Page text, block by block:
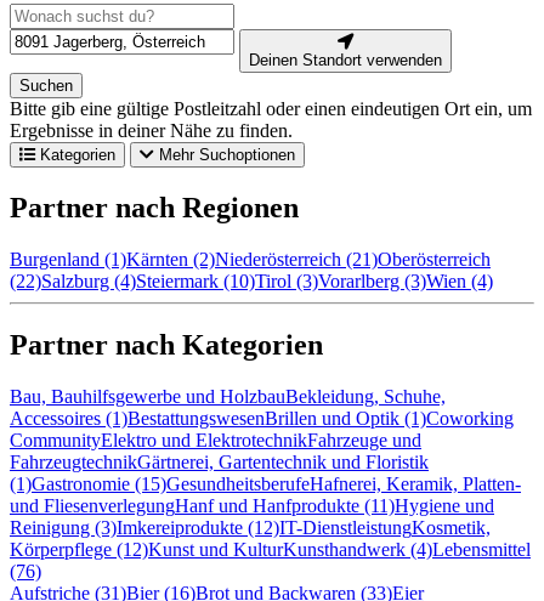
Deinen Standort verwenden
Suchen
Bitte gib eine gültige Postleitzahl oder einen eindeutigen Ort ein, um
Ergebnisse in deiner Nähe zu finden.
Kategorien Mehr Suchoptionen
Partner nach Regionen
Burgenland (1)Kärnten (2)Niederösterreich (21)Oberösterreich
(22)Salzburg (4)Steiermark (10)Tirol (3)Vorarlberg (3)Wien (4)
Partner nach Kategorien
Bau, Bauhilfsgewerbe und HolzbauBekleidung, Schuhe,
Accessoires (1)BestattungswesenBrillen und Optik (1)Coworking
CommunityElektro und ElektrotechnikFahrzeuge und
FahrzeugtechnikGärtnerei, Gartentechnik und Floristik
(1)Gastronomie (15)GesundheitsberufeHafnerei, Keramik, Platten-
und FliesenverlegungHanf und Hanfprodukte (11)Hygiene und
Reinigung (3)Imkereiprodukte (12)IT-DienstleistungKosmetik,
Körperpflege (12)Kunst und KulturKunsthandwerk (4)Lebensmittel
(76)
Aufstriche (31)Bier (16)Brot und Backwaren (33)Eier